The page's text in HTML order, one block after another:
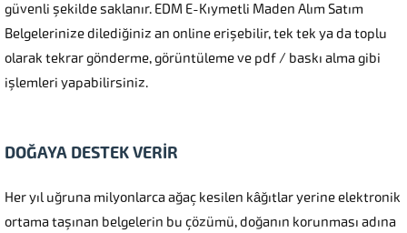
güvenli şekilde saklanır. EDM E-Kıymetli Maden Alım Satım
Belgelerinize dilediğiniz an online erişebilir, tek tek ya da toplu
olarak tekrar gönderme, görüntüleme ve pdf / baskı alma gibi
işlemleri yapabilirsiniz.
DOĞAYA DESTEK VERİR
Her yıl uğruna milyonlarca ağaç kesilen kâğıtlar yerine elektronik
ortama taşınan belgelerin bu çözümü, doğanın korunması adına